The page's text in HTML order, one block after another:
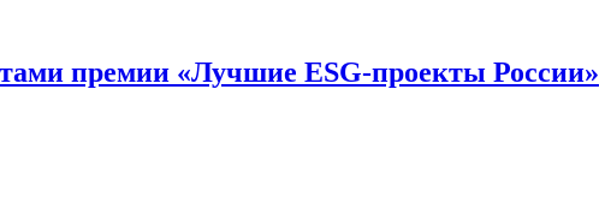
премии «Лучшие ESG-проекты России»